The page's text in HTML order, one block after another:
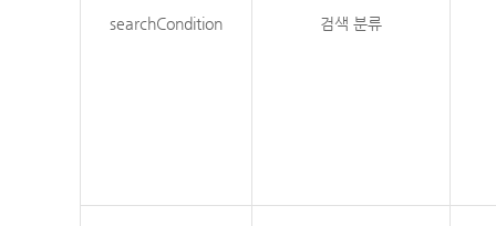
searchCondition 검색 분류